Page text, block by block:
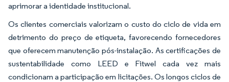
aprimorar a identidade institucional.
Os clientes comerciais valorizam o custo do ciclo de vida em
detrimento do preço de etiqueta, favorecendo fornecedores
que oferecem manutenção pós-instalação. As certificações de
sustentabilidade como LEED e Fitwel cada vez mais
condicionam a participação em licitações. Os longos ciclos de